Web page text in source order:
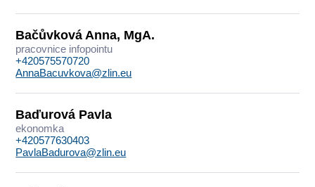
Bačůvková Anna, MgA.
pracovnice infopointu
+420575570720
AnnaBacuvkova@zlin.eu
Baďurová Pavla
ekonomka
+420577630403
PavlaBadurova@zlin.eu